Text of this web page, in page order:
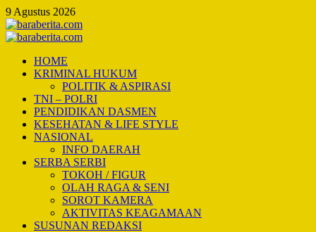
Skip
to
content
9 Agustus 2026
Primary
HOME
KRIMINAL HUKUM
POLITIK & ASPIRASI
TNI – POLRI
PENDIDIKAN DASMEN
KESEHATAN & LIFE STYLE
NASIONAL
INFO DAERAH
SERBA SERBI
TOKOH / FIGUR
OLAH RAGA & SENI
SOROT KAMERA
AKTIVITAS KEAGAMAAN
SUSUNAN REDAKSI